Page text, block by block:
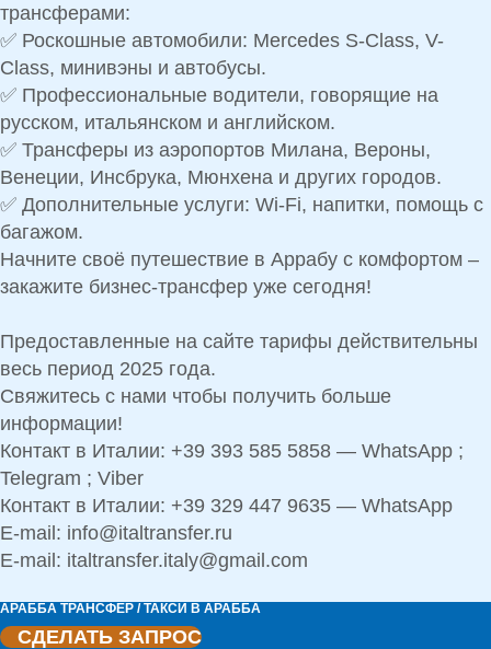
трансферами:
✅ Роскошные автомобили: Mercedes S-Class, V-
Class, минивэны и автобусы.
✅ Профессиональные водители, говорящие на
русском, итальянском и английском.
✅ Трансферы из аэропортов Милана, Вероны,
Венеции, Инсбрука, Мюнхена и других городов.
✅ Дополнительные услуги: Wi-Fi, напитки, помощь с
багажом.
Начните своё путешествие в Аррабу с комфортом –
закажите бизнес-трансфер уже сегодня!
Предоставленные на сайте тарифы действительны
весь период 2025 года.
Свяжитесь с нами чтобы получить больше
информации!
Контакт в Италии: +39 393 585 5858 — WhatsApp ;
Telegram ; Viber
Контакт в Италии: +39 329 447 9635 — WhatsApp
E-mail: info@italtransfer.ru
E-mail: italtransfer.italy@gmail.com
АРАББА ТРАНСФЕР / ТАКСИ В АРАББА
СДЕЛАТЬ ЗАПРОС